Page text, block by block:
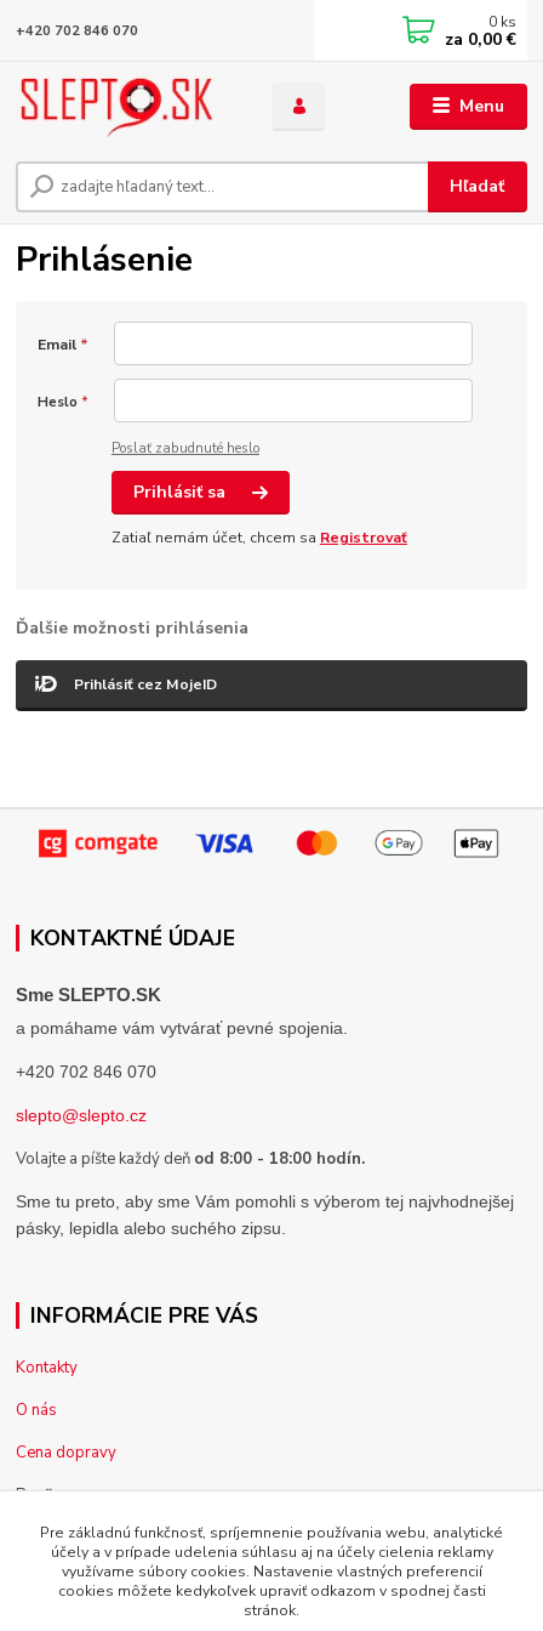
Menu
Hľadať
+420 702 846 070 0 ks
za 0,00 €
Prihlásenie
Email *
Heslo *
Poslať zabudnuté heslo
Prihlásiť sa
Zatiaľ nemám účet, chcem sa Registrovať
Ďalšie možnosti prihlásenia
Prihlásiť cez MojeID
KONTAKTNÉ ÚDAJE
Sme SLEPTO.SK
a pomáhame vám vytvárať pevné spojenia.
+420 702 846 070
slepto@slepto.cz
Volajte a píšte každý deň od 8:00 - 18:00 hodín.
Sme tu preto, aby sme Vám pomohli s výberom tej najvhodnejšej
pásky, lepidla alebo suchého zipsu.
INFORMÁCIE PRE VÁS
Kontakty
O nás
Cena dopravy
Pre firmy
Reklamácia tovaru
Obchodné podmienky
Pre základnú funkčnosť, spríjemnenie používania webu, analytické
účely a v prípade udelenia súhlasu aj na účely cielenia reklamy
využívame súbory cookies. Nastavenie vlastných preferencií
cookies môžete kedykoľvek upraviť odkazom v spodnej časti
stránok.